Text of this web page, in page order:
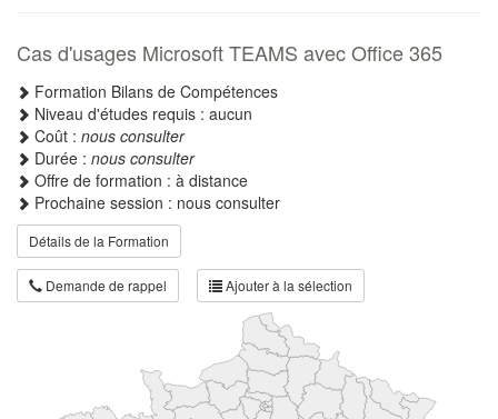
Cas d'usages Microsoft TEAMS avec Office 365
Formation Bilans de Compétences
Niveau d'études requis : aucun
Coût : nous consulter
Durée : nous consulter
Offre de formation : à distance
Prochaine session : nous consulter
Détails de la Formation
Demande de rappel Ajouter à la sélection